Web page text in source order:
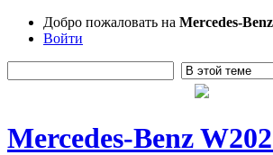
Добро пожаловать на Mercedes-
Войти
Mercedes-Benz